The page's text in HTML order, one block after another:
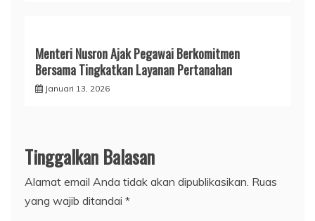
Menteri Nusron Ajak Pegawai Berkomitmen
Bersama Tingkatkan Layanan Pertanahan
Januari 13, 2026
Tinggalkan Balasan
Alamat email Anda tidak akan dipublikasikan. Ruas
yang wajib ditandai *